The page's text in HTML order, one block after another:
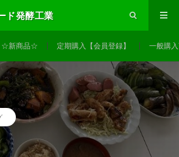
ド発酵工業
☆新商品☆ 定期購入【会員登録】 一般購